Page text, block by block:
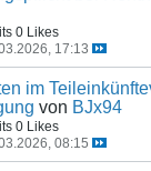
0 Likes
17:13
im
von BJx94
0 Likes
08:15